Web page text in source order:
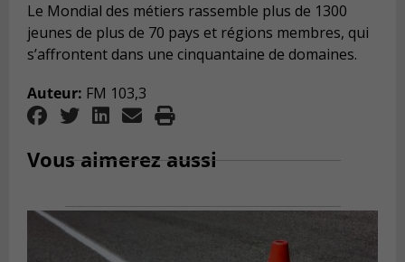
Le Mondial des métiers rassemble plus de 1300
jeunes de plus de 70 pays et régions membres, qui
s’affrontent dans une cinquantaine de domaines.
Auteur: FM 103,3
Vous aimerez aussi